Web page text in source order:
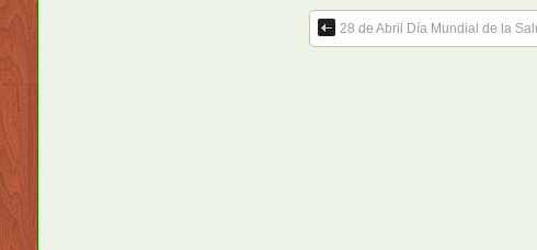
28 de Abril Día Mundial de la